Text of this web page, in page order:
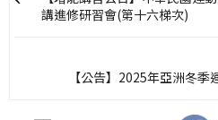
講進修研習會(第十六梯次)
【公告】2025年亞洲冬